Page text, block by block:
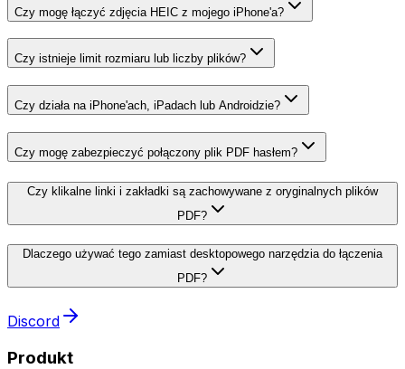
Czy mogę łączyć zdjęcia HEIC z mojego iPhone'a?
Czy istnieje limit rozmiaru lub liczby plików?
Czy działa na iPhone'ach, iPadach lub Androidzie?
Czy mogę zabezpieczyć połączony plik PDF hasłem?
Czy klikalne linki i zakładki są zachowywane z oryginalnych plików
PDF?
Dlaczego używać tego zamiast desktopowego narzędzia do łączenia
PDF?
Discord
Produkt